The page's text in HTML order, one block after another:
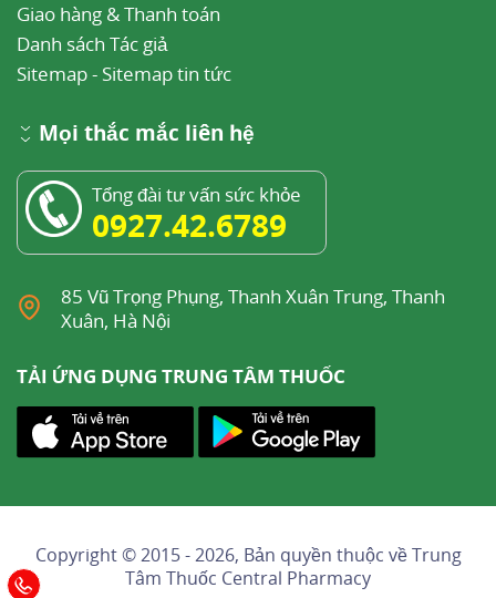
Giao hàng & Thanh toán
Danh sách Tác giả
Sitemap- Sitemap tin tức
Mọi thắc mắc liên hệ
Tổng đài tư vấn sức khỏe
0927.42.6789
85 Vũ Trọng Phụng, Thanh Xuân Trung, Thanh
Xuân, Hà Nội
TẢI ỨNG DỤNG TRUNG TÂM THUỐC
Copyright © 2015 - 2026, Bản quyền thuộc vềTrung
Tâm Thuốc Central Pharmacy